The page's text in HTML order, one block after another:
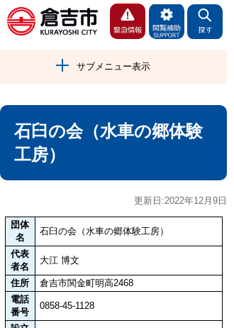
サブメニュー表示
石臼の会（水車の郷体験
工房）
更新日:2022年12月9日
団体
名
石臼の会（水車の郷体験工房）
代表
者名
大江 博文
住所
倉吉市関金町明高2468
電話
番号
0858-45-1128